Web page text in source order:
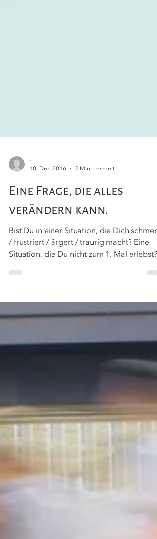
-
verändern kann.
Bist Du in einer Situation, die Dich schmerzt
/ frustriert / ärgert / traurig macht? Eine